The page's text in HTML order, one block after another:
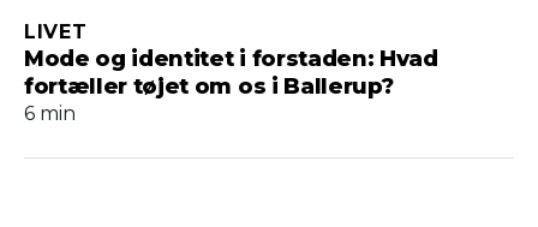
Mode og identitet i forstaden: Hvad
fortæller tøjet om os i Ballerup?
LIVET
6 min